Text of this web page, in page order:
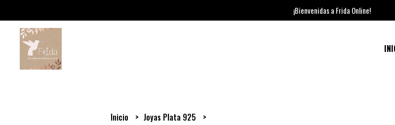
¡Bienvenidas a Frida Online!
Inicio
Joyas Plata 925